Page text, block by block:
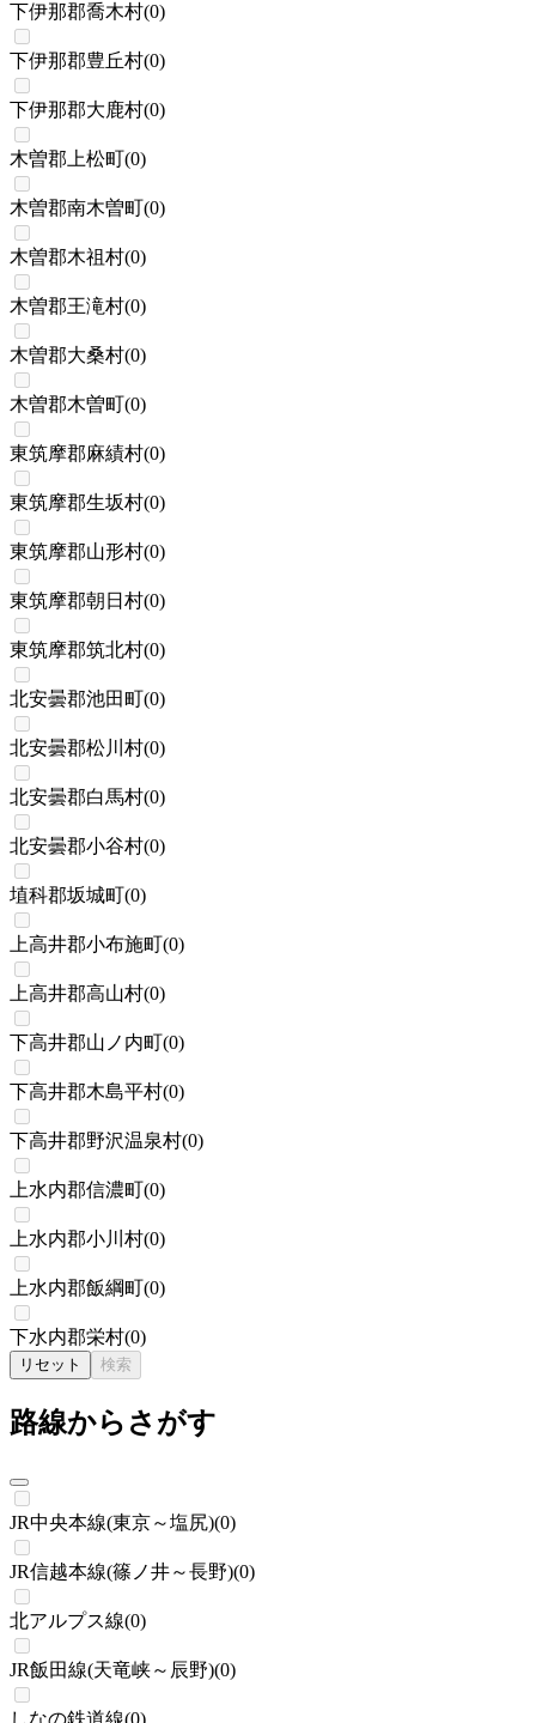
下伊那郡喬木村(0)
下伊那郡豊丘村(0)
下伊那郡大鹿村(0)
木曽郡上松町(0)
木曽郡南木曽町(0)
木曽郡木祖村(0)
木曽郡王滝村(0)
木曽郡大桑村(0)
木曽郡木曽町(0)
東筑摩郡麻績村(0)
東筑摩郡生坂村(0)
東筑摩郡山形村(0)
東筑摩郡朝日村(0)
東筑摩郡筑北村(0)
北安曇郡池田町(0)
北安曇郡松川村(0)
北安曇郡白馬村(0)
北安曇郡小谷村(0)
埴科郡坂城町(0)
上高井郡小布施町(0)
上高井郡高山村(0)
下高井郡山ノ内町(0)
下高井郡木島平村(0)
下高井郡野沢温泉村(0)
上水内郡信濃町(0)
上水内郡小川村(0)
上水内郡飯綱町(0)
下水内郡栄村(0)
リセット 検索
路線からさがす
JR中央本線(東京～塩尻)(0)
JR信越本線(篠ノ井～長野)(0)
北アルプス線(0)
JR飯田線(天竜峡～辰野)(0)